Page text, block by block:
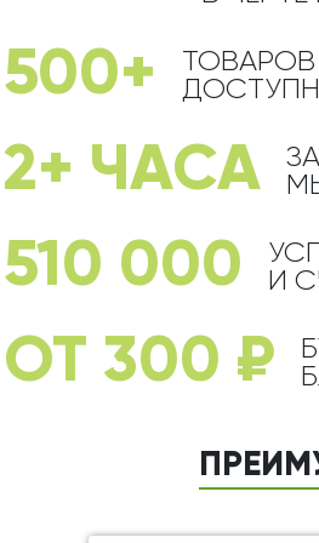
При
РазноцветныеХризантемы
500+
ТОВАРОВ
2+ ЧАСА
510 000
И
ОТ 300 ₽